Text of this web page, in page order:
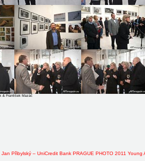
& František Mazáč
Jan Přibylský – UniCredit Bank PRAGUE PHOTO 2011 Young